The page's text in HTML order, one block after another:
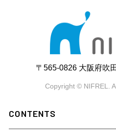
〒565-0826 大阪府吹
Copyright © NIFREL.
CONTENTS